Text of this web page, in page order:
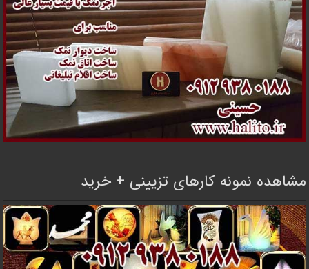
مشاهده نمونه کارهای تزیینی + خرید